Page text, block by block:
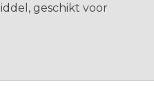
geschikt voor